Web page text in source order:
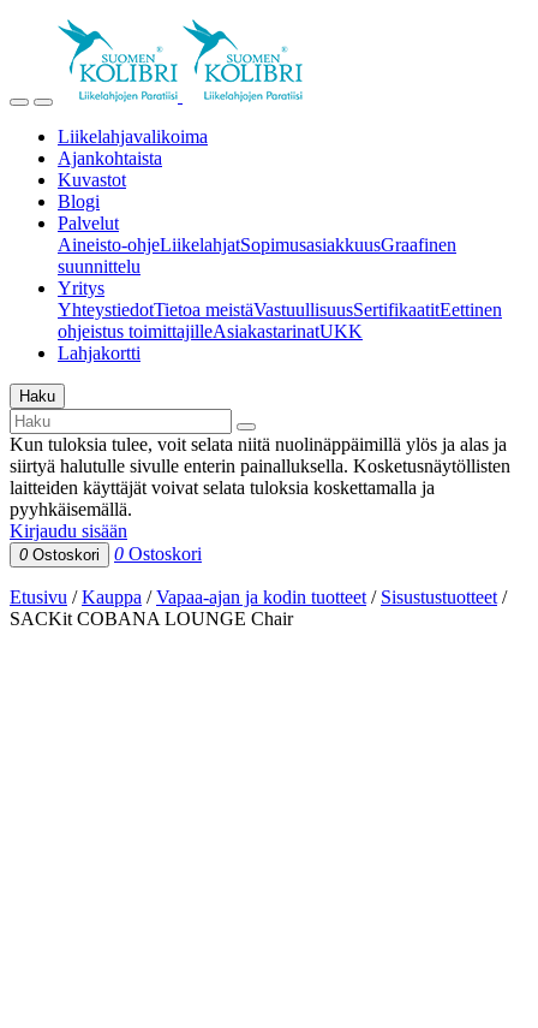
Liikelahjavalikoima
Ajankohtaista
Kuvastot
Blogi
Palvelut
Aineisto-ohjeLiikelahjatSopimusasiakkuusGraafinen
suunnittelu
Yritys
YhteystiedotTietoa meistäVastuullisuusSertifikaatitEettinen
ohjeistus toimittajilleAsiakastarinatUKK
Lahjakortti
Haku
Kun tuloksia tulee, voit selata niitä nuolinäppäimillä ylös ja alas ja
siirtyä halutulle sivulle enterin painalluksella. Kosketusnäytöllisten
laitteiden käyttäjät voivat selata tuloksia koskettamalla ja
pyyhkäisemällä.
Kirjaudu sisään
0 Ostoskori 0 Ostoskori
Etusivu /Kauppa /Vapaa-ajan ja kodin tuotteet / Sisustustuotteet /
SACKit COBANA LOUNGE Chair